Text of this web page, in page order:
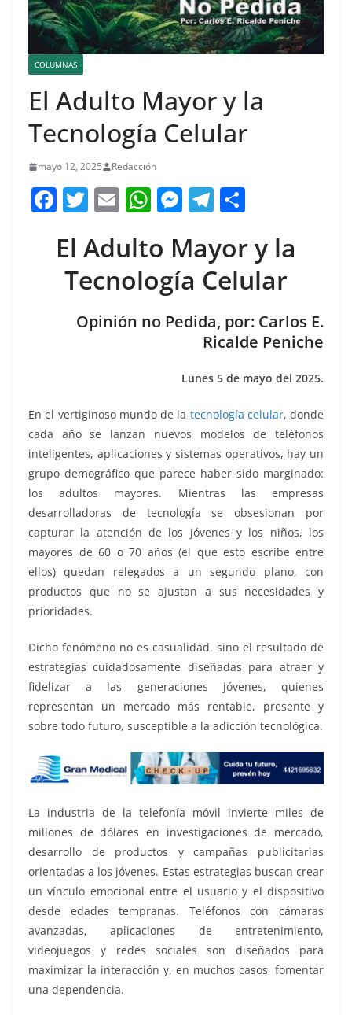
COLUMNAS
El Adulto Mayor y la
Tecnología Celular
mayo 12, 2025 Redacción
F
c
e
b
T
itt
er
E
ai
l
W
at
s
A
p
M
ss
e
n
g
er
T
e
gr
a
m
m
p
ar
tir
El Adulto Mayor y la
Tecnología Celular
Opinión no Pedida, por: Carlos E.
Ricalde Peniche
Lunes 5 de mayo del 2025.
En el vertiginoso mundo de la tecnología celular, donde
cada año se lanzan nuevos modelos de teléfonos
inteligentes, aplicaciones y sistemas operativos, hay un
grupo demográfico que parece haber sido marginado:
los adultos mayores. Mientras las empresas
desarrolladoras de tecnología se obsesionan por
capturar la atención de los jóvenes y los niños, los
mayores de 60 o 70 años (el que esto escribe entre
ellos) quedan relegados a un segundo plano, con
productos que no se ajustan a sus necesidades y
prioridades.
Dicho fenómeno no es casualidad, sino el resultado de
estrategias cuidadosamente diseñadas para atraer y
fidelizar a las generaciones jóvenes, quienes
representan un mercado más rentable, presente y
sobre todo futuro, susceptible a la adicción tecnológica.
La industria de la telefonía móvil invierte miles de
millones de dólares en investigaciones de mercado,
desarrollo de productos y campañas publicitarias
orientadas a los jóvenes. Estas estrategias buscan crear
un vínculo emocional entre el usuario y el dispositivo
desde edades tempranas. Teléfonos con cámaras
avanzadas, aplicaciones de entretenimiento,
videojuegos y redes sociales son diseñados para
maximizar la interacción y, en muchos casos, fomentar
una dependencia.